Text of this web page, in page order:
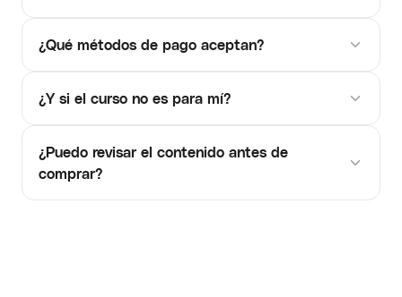
¿Qué métodos de pago aceptan?
¿Y si el curso no es para mí?
¿Puedo revisar el contenido antes de
comprar?